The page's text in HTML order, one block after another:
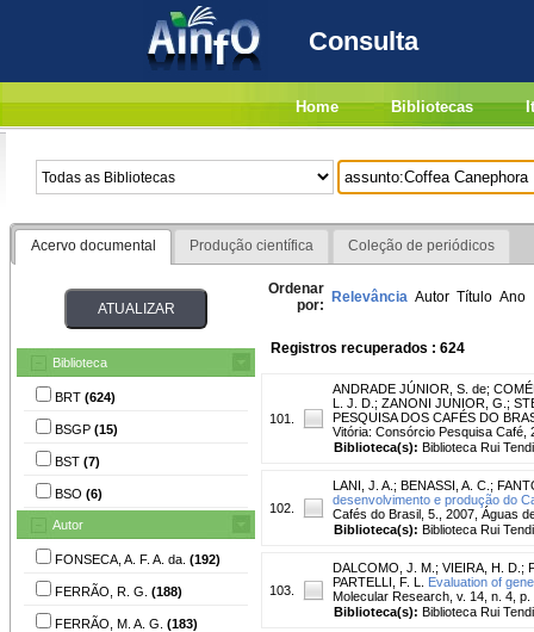
Consulta
Home Bibliotecas
Acervo documental Produção científica Coleção de periódicos
Biblioteca
BRT (624)
BSGP (15)
BST (7)
BSO (6)
Autor
FONSECA, A. F. A. da. (192)
FERRÃO, R. G. (188)
FERRÃO, M. A. G. (183)
Ordenar
por: Relevância Autor Título Ano
Registros recuperados : 624
101.
ANDRADE JÚNIOR, S. de;
L. J. D. ; ZANONI JUNIOR, G. ;
PESQUISA DOS CAFÉS DO
Vitória: Consórcio Pesquisa Café,
Biblioteca(s): Biblioteca Rui
102.
LANI, J. A. ; BENASSI, A. C. ;
desenvolvimento e produção do
Cafés do Brasil, 5., 2007, Águas
Biblioteca(s): Biblioteca Rui
103.
DALCOMO, J. M. ; VIEIRA, H. D. ;
PARTELLI, F. L.
Evaluation of
Molecular Research, v. 14, n. 4,
Biblioteca(s): Biblioteca Rui